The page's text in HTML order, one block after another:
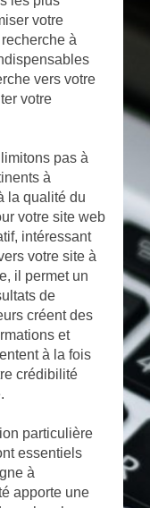
votre
à
vers votre
votre
pas à
à
la qualité du
votre site web
intéressant
votre site à
il permet un
de
créent des
et
à la fois
crédibilité
particulière
essentiels
à
apporte une